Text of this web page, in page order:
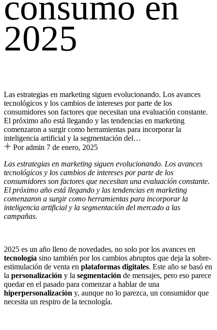
2025
Las estrategias en marketing siguen evolucionando. Los avances
tecnológicos y los cambios de intereses por parte de los
consumidores son factores que necesitan una evaluación constante.
El próximo año está llegando y las tendencias en marketing
comenzaron a surgir como herramientas para incorporar la
inteligencia artificial y la segmentación del…
Por admin 7 de enero, 2025
Las estrategias en marketing siguen evolucionando. Los avances
tecnológicos y los cambios de intereses por parte de los
consumidores son factores que necesitan una evaluación constante.
El próximo año está llegando y las tendencias en marketing
comenzaron a surgir como herramientas para incorporar la
inteligencia artificial y la segmentación del mercado a las
campañas.
2025 es un año lleno de novedades, no solo por los avances en
tecnología sino también por los cambios abruptos que deja la sobre-
estimulación de venta en plataformas digitales. Este año se basó en
la personalización y la segmentación de mensajes, pero eso parece
quedar en el pasado para comenzar a hablar de una
hiperpersonalización y, aunque no lo parezca, un consumidor que
necesita un respiro de la tecnología.